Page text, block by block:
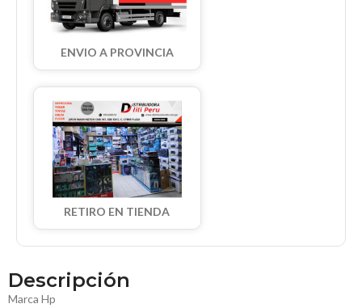
ENVIO A PROVINCIA
RETIRO EN TIENDA
Descripción
Marca Hp